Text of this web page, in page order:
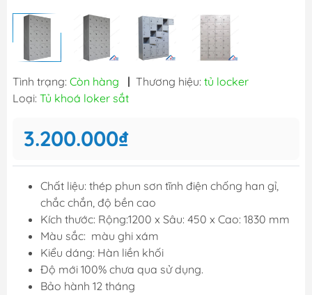
Tình trạng: Còn hàng | Thương hiệu: tủ locker
Loại: Tủ khoá loker sắt
3.200.000₫
Chất liệu: thép phun sơn tĩnh điện chống han gỉ,
chắc chắn, độ bền cao
Kích thước: Rộng:1200 x Sâu: 450 x Cao: 1830 mm
Màu sắc: màu ghi xám
Kiểu dáng: Hàn liền khối
Độ mới 100% chưa qua sử dụng.
Bảo hành 12 tháng